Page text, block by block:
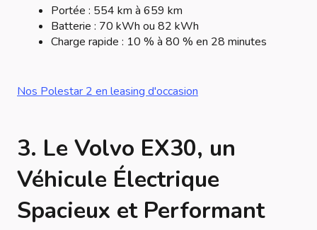
Portée : 554 km à 659 km
Batterie : 70 kWh ou 82 kWh
Charge rapide : 10 % à 80 % en 28 minutes
Nos Polestar 2 en leasing d'occasion
3. Le Volvo EX30, un
Véhicule Électrique
Spacieux et Performant